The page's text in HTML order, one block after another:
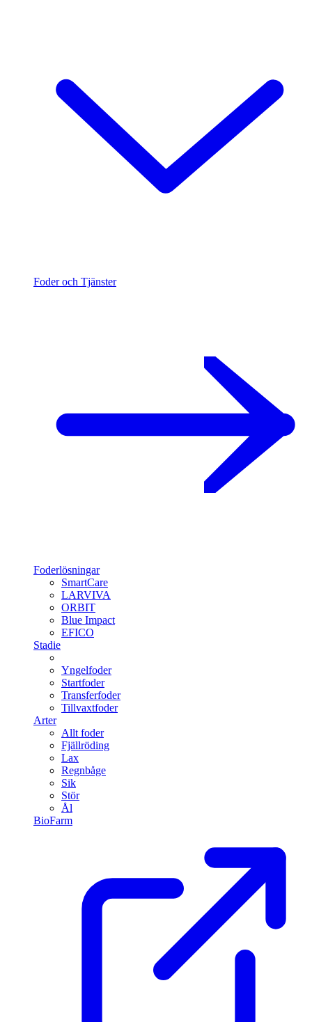
Foder och Tjänster
Foderlösningar
SmartCare
LARVIVA
ORBIT
Blue Impact
EFICO
Stadie
Yngelfoder
Startfoder
Transferfoder
Tillvaxtfoder
Arter
Allt foder
Fjällröding
Lax
Regnbåge
Sik
Stör
Ål
BioFarm